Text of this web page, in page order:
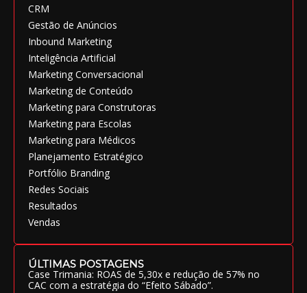
CRM
Gestão de Anúncios
Inbound Marketing
Inteligência Artificial
Marketing Conversacional
Marketing de Conteúdo
Marketing para Construtoras
Marketing para Escolas
Marketing para Médicos
Planejamento Estratégico
Portfólio Branding
Redes Sociais
Resultados
Vendas
ÚLTIMAS POSTAGENS
Case Trimania: ROAS de 5,30x e redução de 57% no
CAC com a estratégia do “Efeito Sábado”.